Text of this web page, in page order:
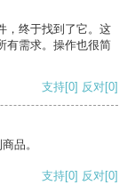
，终于找到了它。这
有需求。操作也很简
支持[0] 反对[0]
品。
支持[0] 反对[0]